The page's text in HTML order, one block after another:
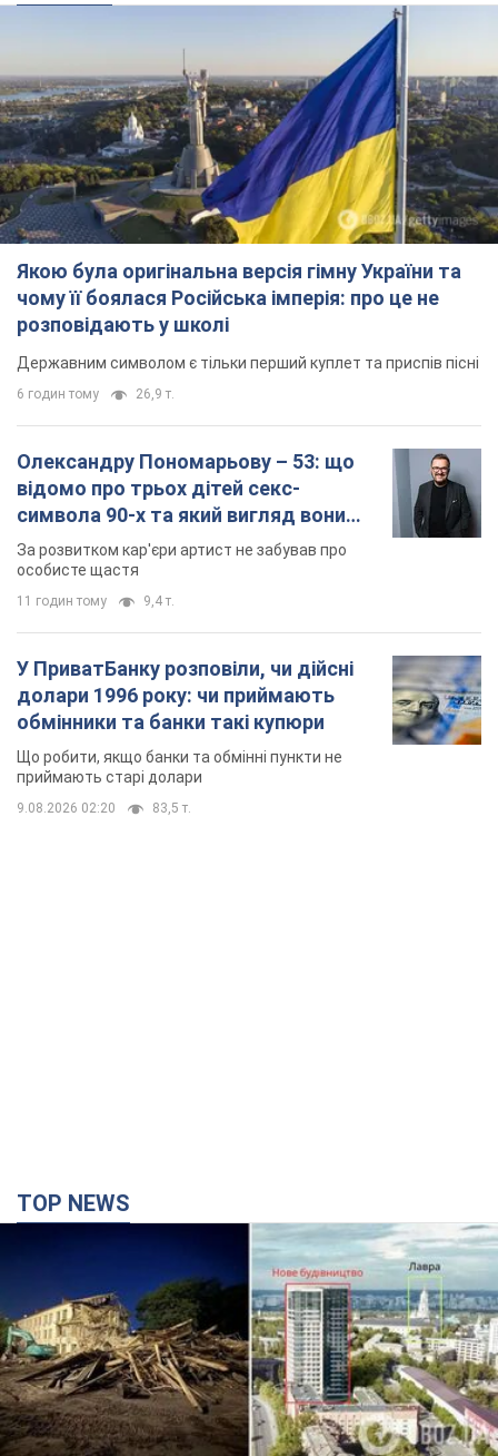
Якою була оригінальна версія гімну України та
чому її боялася Російська імперія: про це не
розповідають у школі
Державним символом є тільки перший куплет та приспів пісні
6 годин тому 26,9 т.
Олександру Пономарьову – 53: що
відомо про трьох дітей секс-
символа 90-х та який вигляд вони
мають
За розвитком кар'єри артист не забував про
особисте щастя
11 годин тому 9,4 т.
У ПриватБанку розповіли, чи дійсні
долари 1996 року: чи приймають
обмінники та банки такі купюри
Що робити, якщо банки та обмінні пункти не
приймають старі долари
9.08.2026 02:20 83,5 т.
TOP NEWS